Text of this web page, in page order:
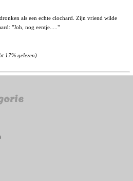
als een echte clochard. Zijn vriend wilde
"Joh, nog eentje....."
17% gelezen)